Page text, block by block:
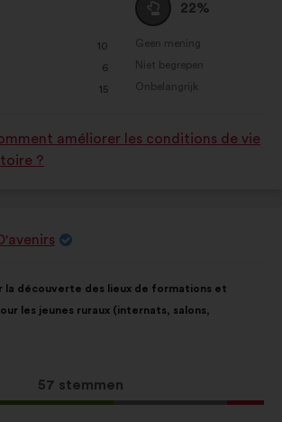
10
6
15
:
22%
als:
Geen mening
:keer
Niet begrepen
:keer
Onbelangrijk
:keer
améliorer les conditions de vie
?
la découverte des lieux de formations et
les jeunes ruraux (internats, salons,
Dit
voorstel
57 stemmen